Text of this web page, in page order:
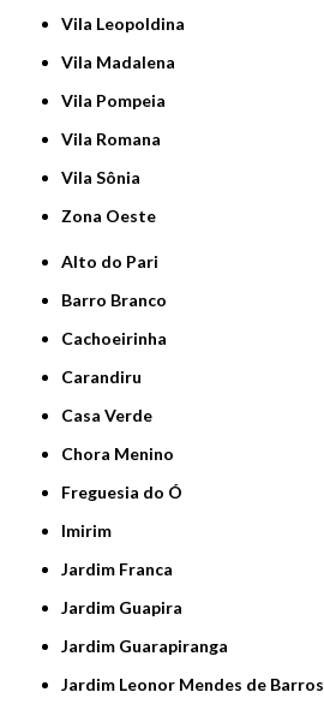
Vila Leopoldina
Vila Madalena
Vila Pompeia
Vila Romana
Vila Sônia
Zona Oeste
Alto do Pari
Barro Branco
Cachoeirinha
Carandiru
Casa Verde
Chora Menino
Freguesia do Ó
Imirim
Jardim Franca
Jardim Guapira
Jardim Guarapiranga
Jardim Leonor Mendes de Barros